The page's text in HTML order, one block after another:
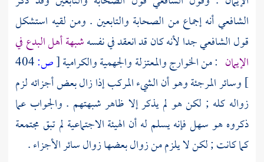
الشافعيأنه إجماع من الصحابة والتابعين . ومن لقيه استشكل
قولالشافعيجدا لأنه كان قد انعقد في نفسهشبهة أهل البدع في
الإيمان : منالخوارجوالمعتزلةوالجهميةوالكرامية[ص:404
]وسائرالمرجئةوهو أن الشيء المركب إذا زال بعض أجزائه لزم
زواله كله ; لكن هو لم يذكر إلا ظاهر شبهتهم . والجواب عما
ذكروه هو سهل فإنه يسلم له أن الهيئة الاجتماعية لم تبق مجتمعة
كما كانت ; لكن لا يلزم من زوال بعضها زوال سائر الأجزاء .